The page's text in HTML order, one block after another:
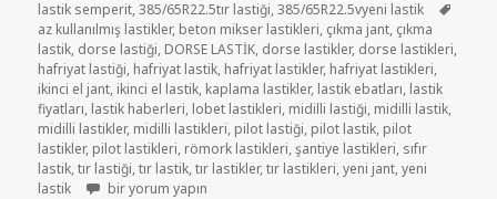
lastik semperit,385/65R22.5tır lastiği,385/65R22.5vyeni lastik
az kullanılmış lastikler, beton mikser lastikleri, çıkma jant, çıkma
lastik, dorse lastiği, DORSE LASTİK, dorse lastikler, dorse lastikleri,
hafriyat lastiği, hafriyat lastik, hafriyat lastikler, hafriyat lastikleri,
ikinci el jant, ikinci el lastik, kaplama lastikler, lastik ebatları, lastik
fiyatları, lastik haberleri, lobet lastikleri, midilli lastiği, midilli lastik,
midilli lastikler, midilli lastikleri, pilot lastiği, pilot lastik, pilot
lastikler, pilot lastikleri, römork lastikleri,şantiye lastikleri, sıfır
lastik,tır lastiği,tır lastik,tır lastikler,tır lastikleri,yeni jant,yeni
lastik
385/65R22.5 YENİ LASTİK için
bir yorum yapın